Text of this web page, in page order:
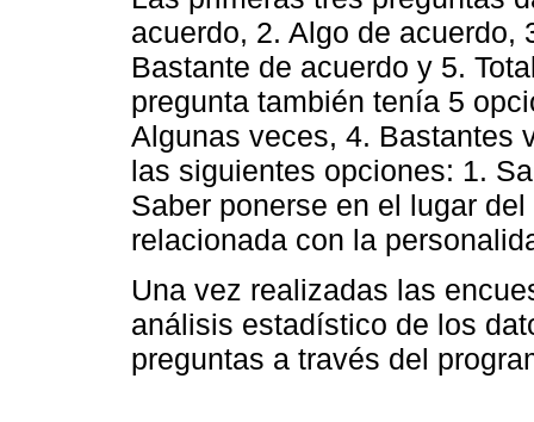
acuerdo, 2. Algo de acuerdo,
Bastante de acuerdo y 5.
pregunta también tenía 5
Algunas veces, 4. Bastantes
las siguientes opciones: 1.
Saber ponerse en el lugar
relacionada con la
Una vez realizadas las
análisis estadístico de los
preguntas a través del